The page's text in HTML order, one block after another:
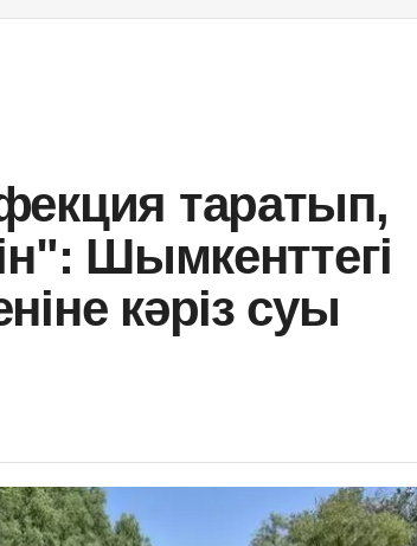
таратып,
Шымкенттегі
кәріз суы